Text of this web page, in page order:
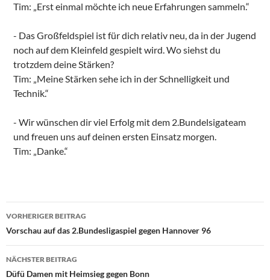
Tim: „Erst einmal möchte ich neue Erfahrungen sammeln.“
­- Das Großfeldspiel ist für dich relativ neu, da in der Jugend
noch auf dem Kleinfeld gespielt wird. Wo siehst du
trotzdem deine Stärken?
Tim: „Meine Stärken sehe ich in der Schnelligkeit und
Technik.“
­- Wir wünschen dir viel Erfolg mit dem 2.Bundelsigateam
und freuen uns auf deinen ersten Einsatz morgen.
Tim: „Danke.“
Beitragsnavigation
VORHERIGER BEITRAG
Vorschau auf das 2.Bundesligaspiel gegen Hannover 96
NÄCHSTER BEITRAG
Düfü Damen mit Heimsieg gegen Bonn